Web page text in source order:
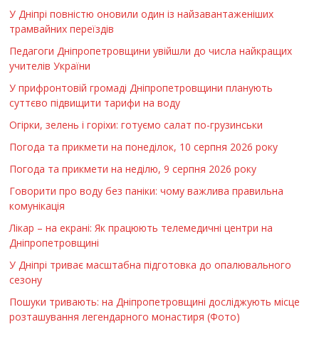
У Дніпрі повністю оновили один із найзавантаженіших
трамвайних переїздів
Педагоги Дніпропетровщини увійшли до числа найкращих
учителів України
У прифронтовій громаді Дніпропетровщини планують
суттєво підвищити тарифи на воду
Огірки, зелень і горіхи: готуємо салат по-грузинськи
Погода та прикмети на понеділок, 10 серпня 2026 року
Погода та прикмети на неділю, 9 серпня 2026 року
Говорити про воду без паніки: чому важлива правильна
комунікація
Лікар – на екрані: Як працюють телемедичні центри на
Дніпропетровщині
У Дніпрі триває масштабна підготовка до опалювального
сезону
Пошуки тривають: на Дніпропетровщині досліджують місце
розташування легендарного монастиря (Фото)